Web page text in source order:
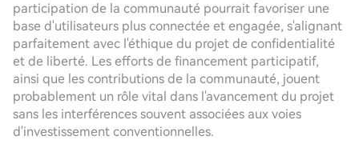
participation de la communauté pourrait favoriser une
base d'utilisateurs plus connectée et engagée, s'alignant
parfaitement avec l'éthique du projet de confidentialité
et de liberté. Les efforts de financement participatif,
ainsi que les contributions de la communauté, jouent
probablement un rôle vital dans l'avancement du projet
sans les interférences souvent associées aux voies
d'investissement conventionnelles.